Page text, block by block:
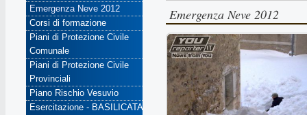
Emergenza Neve 2012
Corsi di formazione
Piani di Protezione Civile
Comunale
Piani di Protezione Civile
Provinciali
Piano Rischio Vesuvio
Esercitazione - BASILICATA
Emergenza Neve 2012